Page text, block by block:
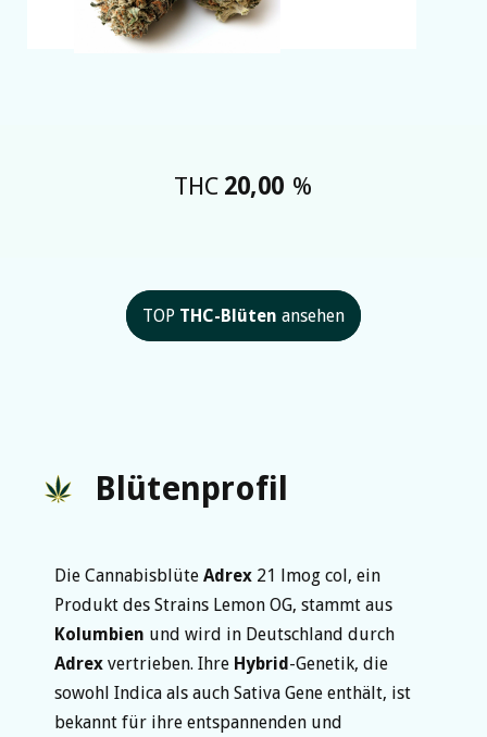
THC 20,00 %
TOP THC-Blüten ansehen
Blütenprofil
Die Cannabisblüte Adrex 21 lmog col, ein
Produkt des Strains Lemon OG, stammt aus
Kolumbien und wird in Deutschland durch
Adrex vertrieben. Ihre Hybrid-Genetik, die
sowohl Indica als auch Sativa Gene enthält, ist
bekannt für ihre entspannenden und